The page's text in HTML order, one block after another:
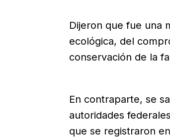
Dijeron que fue una
ecológica, del
conservación de la
En contraparte, se
autoridades
que se registraron